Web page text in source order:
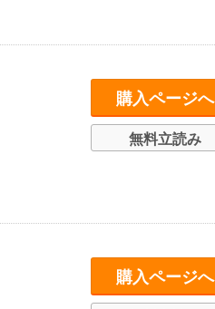
購入ページへ
無料立読み
購入ページへ